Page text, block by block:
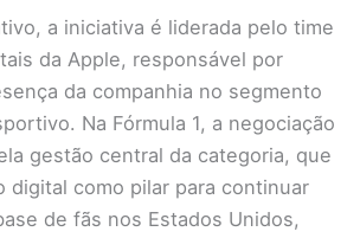
a iniciativa é liderada pelo time
da Apple, responsável por
da companhia no segmento
Na Fórmula 1, a negociação
gestão central da categoria, que
digital como pilar para continuar
de fãs nos Estados Unidos,